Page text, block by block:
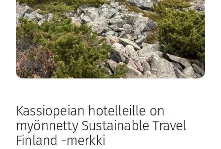
Kassiopeian hotelleille on
myönnetty Sustainable Travel
Finland -merkki